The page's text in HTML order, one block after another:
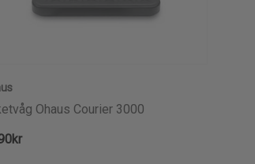
Ohaus Courier 3000